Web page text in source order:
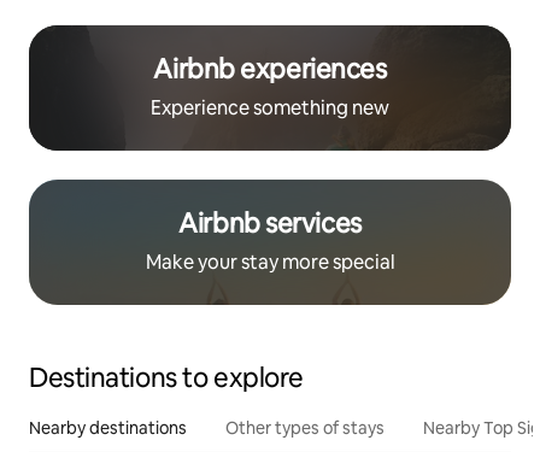
Airbnb experiences
Experience something new
Airbnb services
Make your stay more special
Destinations to explore
Nearby destinations Other types of stays Nearby Top